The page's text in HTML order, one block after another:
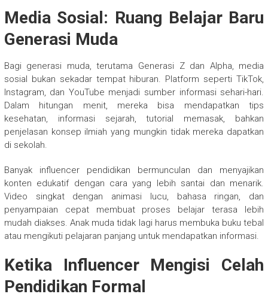
Media Sosial: Ruang Belajar Baru
Generasi Muda
Bagi generasi muda, terutama Generasi Z dan Alpha, media
sosial bukan sekadar tempat hiburan. Platform seperti TikTok,
Instagram, dan YouTube menjadi sumber informasi sehari-hari.
Dalam hitungan menit, mereka bisa mendapatkan tips
kesehatan, informasi sejarah, tutorial memasak, bahkan
penjelasan konsep ilmiah yang mungkin tidak mereka dapatkan
di sekolah.
Banyak influencer pendidikan bermunculan dan menyajikan
konten edukatif dengan cara yang lebih santai dan menarik.
Video singkat dengan animasi lucu, bahasa ringan, dan
penyampaian cepat membuat proses belajar terasa lebih
mudah diakses. Anak muda tidak lagi harus membuka buku tebal
atau mengikuti pelajaran panjang untuk mendapatkan informasi.
Ketika Influencer Mengisi Celah
Pendidikan Formal